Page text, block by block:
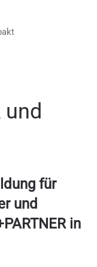
und
für
und
in